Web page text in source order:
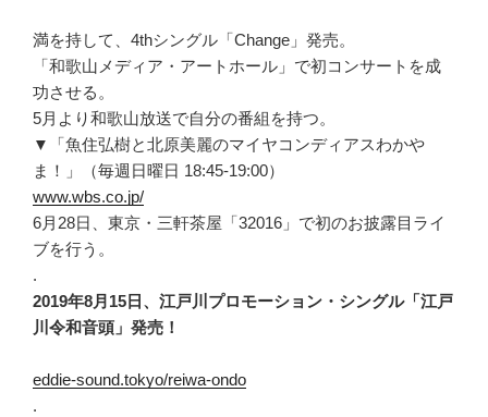
満を持して、4thシングル「Change」発売。
「和歌山メディア・アートホール」で初コンサートを成
功させる。
5月より和歌山放送で自分の番組を持つ。
▼「魚住弘樹と北原美麗のマイヤコンディアスわかや
ま！」（毎週日曜日 18:45-19:00）
www.wbs.co.jp/
6月28日、東京・三軒茶屋「32016」で初のお披露目ライ
ブを行う。
.
2019年8月15日、江戸川プロモーション・シングル「江戸
川令和音頭」発売！
eddie-sound.tokyo/reiwa-ondo
.